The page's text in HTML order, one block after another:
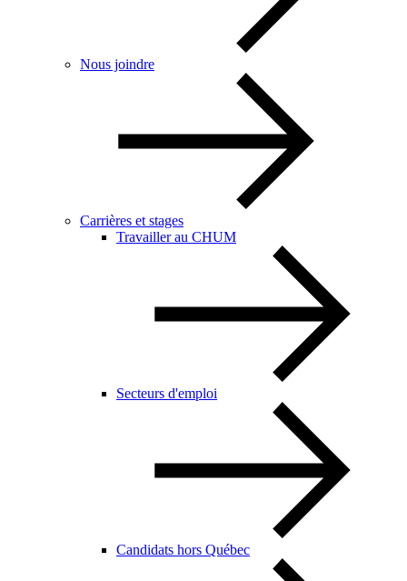
Nous joindre
Carrières et stages
Travailler au CHUM
Secteurs d'emploi
Candidats hors Québec